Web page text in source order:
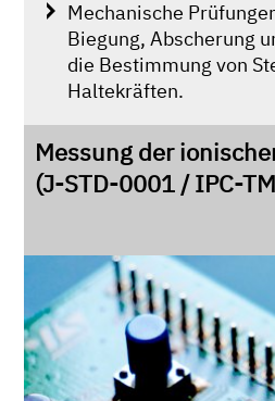
Mechanische
Biegung, Abscherung
die Bestimmung von
Haltekräften.
Messung der
(J-STD-0001 / IPC-